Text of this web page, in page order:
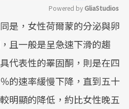
Mute
Powered by GliaStudios
是，女性荷爾蒙的分泌與卵
且一般是呈急速下滑的趨
代表性的睪固酮，則是在四
的速率緩慢下降，直到五十
明顯的降低，約比女性晚五